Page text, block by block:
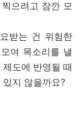
으려고 잠깐 모
받는 건 위험한
여 목소리를 낼
도에 반영될 때
지 않을까요?